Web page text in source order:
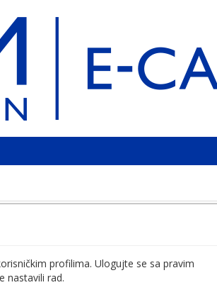
profilima. Ulogujte se sa pravim
nastavili rad.